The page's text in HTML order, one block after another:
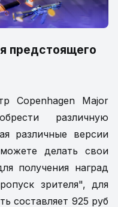
предстоящего
Copenhagen Major
различную
различные версии
делать свои
получения наград
зрителя", для
составляет 925 руб